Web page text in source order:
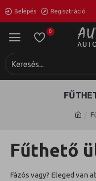
Belépés Regisztráció
0
Fűthető
Fázós vagy? Eleged van